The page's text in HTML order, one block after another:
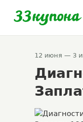
12 июня — 3